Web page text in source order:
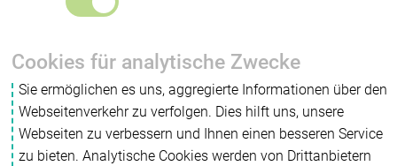
Cookies für analytische Zwecke
Sie ermöglichen es uns, aggregierte Informationen über den
Webseitenverkehr zu verfolgen. Dies hilft uns, unsere
Webseiten zu verbessern und Ihnen einen besseren Service
zu bieten. Analytische Cookies werden von Drittanbietern